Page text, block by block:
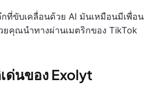
ที่ขับเคลื่อนด้วย AI มันเหมือนมีเพื่อน
ยคุณนำทางผ่านเมตริกของ TikTok
นของ Exolyt